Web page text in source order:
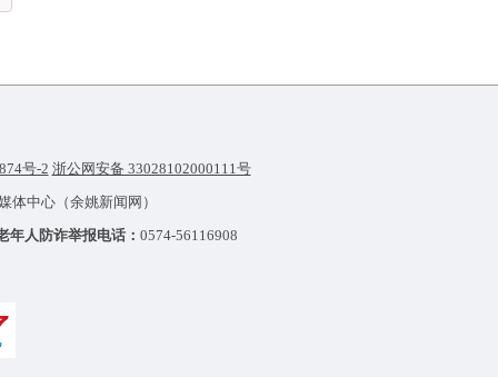
号-2 浙公网安备 33028102000111号
体中心（余姚新闻网）
年人防诈举报电话： 0574-56116908